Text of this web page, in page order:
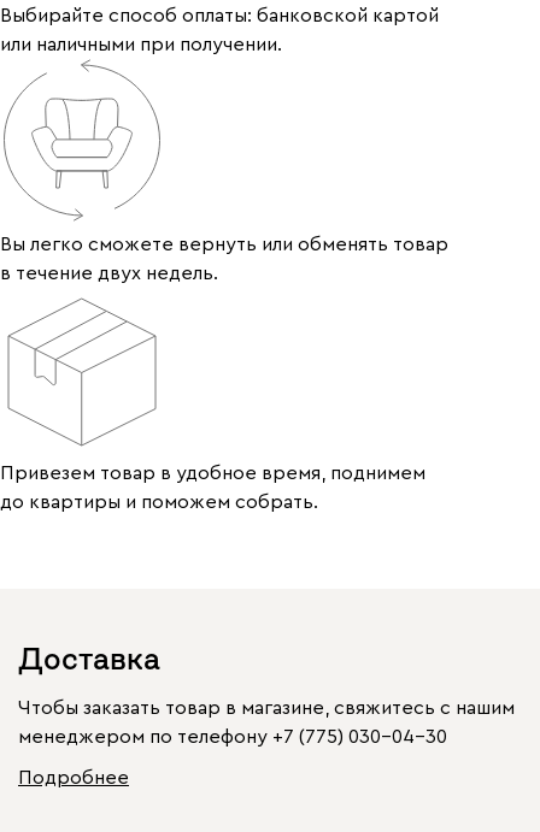
Выбирайте способ оплаты: банковской картой
или наличными при получении.
Вы легко сможете вернуть или обменять товар
в течение двух недель.
Привезем товар в удобное время, поднимем
до квартиры и поможем собрать.
Доставка
Чтобы заказать товар в магазине, свяжитесь с нашим
менеджером по телефону +7 (775) 030-04-30
Подробнее